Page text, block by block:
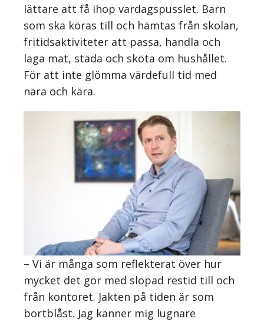
lättare att få ihop vardagspusslet. Barn
som ska köras till och hämtas från skolan,
fritidsaktiviteter att passa, handla och
laga mat, städa och sköta om hushållet.
För att inte glömma värdefull tid med
nära och kära.
– Vi är många som reflekterat över hur
mycket det gör med slopad restid till och
från kontoret. Jakten på tiden är som
bortblåst. Jag känner mig lugnare